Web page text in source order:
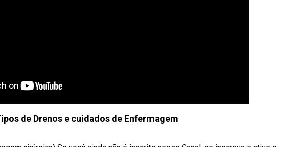
de Drenos e cuidados de Enfermagem